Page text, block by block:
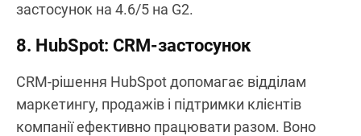
застосунок на 4.6/5 на G2.
8. HubSpot: CRM-застосунок
CRM-рішення HubSpot допомагає відділам
маркетингу, продажів і підтримки клієнтів
компанії ефективно працювати разом. Воно